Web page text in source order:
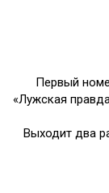
Первый
«Лужская
Выходит два